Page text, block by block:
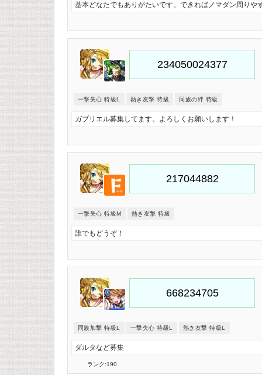
基本どなたでもありがたいです。できればノマダン周りや
一撃失心 特級L 熱き友撃 特級 同族の絆 特級
ガブリエル募集してます。よろしくお願いします！
一撃失心 特級M 熱き友撃 特級
誰でもどうぞ！
同族加撃 特級L 一撃失心 特級L 熱き友撃 特級L
ダルタなど募集
ランク:190